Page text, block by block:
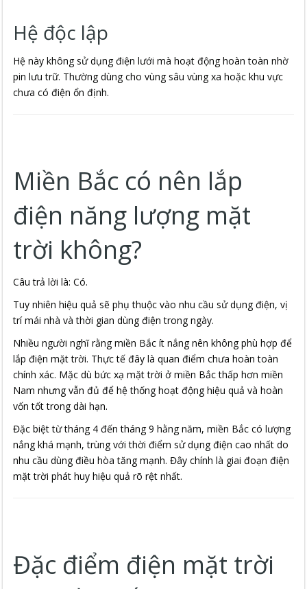
Hệ độc lập
Hệ này không sử dụng điện lưới mà hoạt động hoàn toàn nhờ
pin lưu trữ. Thường dùng cho vùng sâu vùng xa hoặc khu vực
chưa có điện ổn định.
Miền Bắc có nên lắp
điện năng lượng mặt
trời không?
Câu trả lời là: Có.
Tuy nhiên hiệu quả sẽ phụ thuộc vào nhu cầu sử dụng điện, vị
trí mái nhà và thời gian dùng điện trong ngày.
Nhiều người nghĩ rằng miền Bắc ít nắng nên không phù hợp để
lắp điện mặt trời. Thực tế đây là quan điểm chưa hoàn toàn
chính xác. Mặc dù bức xạ mặt trời ở miền Bắc thấp hơn miền
Nam nhưng vẫn đủ để hệ thống hoạt động hiệu quả và hoàn
vốn tốt trong dài hạn.
Đặc biệt từ tháng 4 đến tháng 9 hằng năm, miền Bắc có lượng
nắng khá mạnh, trùng với thời điểm sử dụng điện cao nhất do
nhu cầu dùng điều hòa tăng mạnh. Đây chính là giai đoạn điện
mặt trời phát huy hiệu quả rõ rệt nhất.
Đặc điểm điện mặt trời